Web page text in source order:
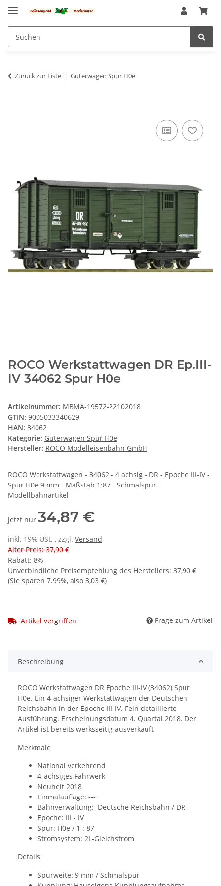
Zurück zur Liste Güterwagen Spur H0e
ROCO Werkstattwagen DR Ep.III-
IV 34062 Spur H0e
Artikelnummer: MBMA-19572-22102018
GTIN: 9005033340629
HAN: 34062
Kategorie: Güterwagen Spur H0e
Hersteller: ROCO Modelleisenbahn GmbH
ROCO Werkstattwagen - 34062 - 4 achsig - DR - Epoche III-IV -
Spur H0e 9 mm - Maßstab 1:87 - Schmalspur -
Modellbahnartikel
jetzt nur 34,87 €
inkl. 19% USt. , zzgl. Versand
Alter Preis: 37,90 €
Rabatt: 8%
Unverbindliche Preisempfehlung des Herstellers: 37,90 €
(Sie sparen 7.99%, also 3,03 €)
Artikel vergriffen Frage zum Artikel
Beschreibung
ROCO Werkstattwagen DR Epoche III-IV (34062) Spur
H0e. Ein 4-achsiger Werkstattwagen der Deutschen
Reichsbahn in der Epoche III-IV. Fein detaillierte
Ausführung. Erscheinungsdatum 4. Quartal 2018. Der
Artikel ist bereits werksseitig ausverkauft
Merkmale
National verkehrend
4-achsiges Fahrwerk
Neuheit 2018
Einmalauflage: ---
Bahnverwaltung: Deutsche Reichsbahn / DR
Epoche: III - IV
Spur: H0e / 1 : 87
Stromsystem: 2L-Gleichstrom
Details
Spurweite: 9 mm / Schmalspur